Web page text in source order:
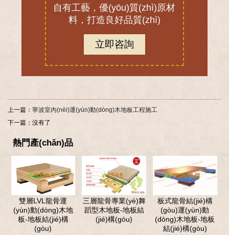
大凡在我國運(yùn)動(dòng)木地板市場上，有重要影響
力運(yùn)動(dòng)木地板廠家和品牌，大都經(jīng)歷過
風(fēng)風(fēng)雨雨，戰(zhàn)勝各種困難，得以可持
續(xù)發(fā)展。要知道中國體育運(yùn)木地板行業(yè)
競爭激烈，能夠存活幾十年，還不斷發(fā)展壯大的運
(yùn)動(dòng)木地板廠家和品牌，都是有自己秀的地
方，能夠吸引眾多客戶，開拓更大市場。舞臺(tái)木地
(shí)木運(yùn)動(dòng)地板,舞臺(tái)木地板該如何選用
呢?舞臺(tái)木地板的材質(zhì)選用非常重要,不能選擇
過硬材質(zhì)的木地板,要選擇有彈性的,耐磨的,減震性
廣受歡迎。
自有工藝，優(yōu)質(zhì)原材
料，打造良好品質(zhì)
立即咨詢
上一篇： 寧波室內(nèi)運(yùn)動(dòng)木地板工程施工
下一篇：沒有了
熱門產(chǎn)品
雙層LVL龍骨運
(yùn)動(dòng)木地
板-地板結(jié)構
(gòu)
三層龍骨專業(yè)舞
蹈型木地板-地板結
(jié)構(gòu)
板式龍骨結(jié)構
(gòu)運(yùn)動
(dòng)木地板-地板
結(jié)構(gòu)